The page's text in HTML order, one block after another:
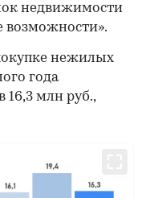
недвижимости
нежилых
года
16,3 млн руб.,